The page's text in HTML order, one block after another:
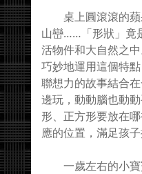
桌上圓滾滾的蘋
山巒……「形狀」竟
活物件和大自然之
巧妙地運用這個特
聯想力的故事結合
邊玩，動動腦也動
形、正方形要放在
應的位置，滿足孩子
一歲左右的小寶